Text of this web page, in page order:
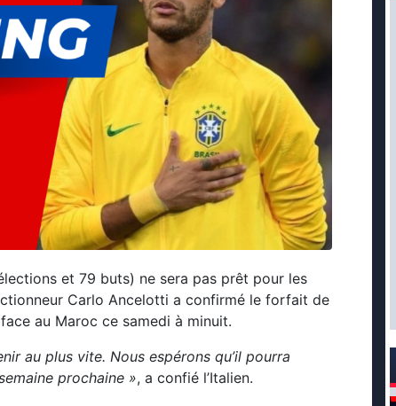
et 79 buts) ne sera pas prêt pour les
Carlo Ancelotti a confirmé le forfait de
au Maroc ce samedi à minuit.
au plus vite. Nous espérons qu’il pourra
prochaine », a confié l’Italien.